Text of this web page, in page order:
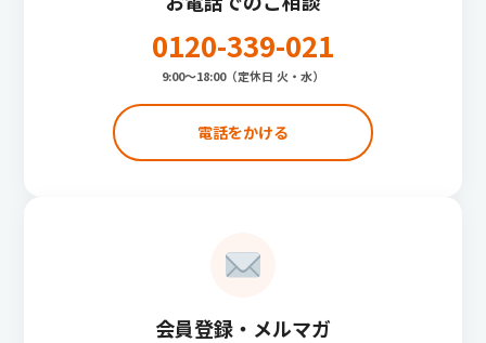
0120-339-021
9:00〜18:00（定休日 火・水）
電話をかける
会員登録・メルマガ